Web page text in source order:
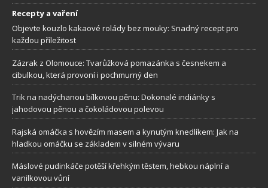
Recepty a vaření
Objevte kouzlo kakaové rolády bez mouky: Snadný recept pro
každou příležitost
Zázrak z Olomouce: Tvarůžková pomazánka s česnekem a
cibulkou, která provoní i pochmurný den
Trik na nadýchanou bílkovou pěnu: Dokonalé indiánky s
jahodovou pěnou a čokoládovou polevou
Rajská omáčka s hovězím masem a kynutým knedlíkem: Jak na
hladkou omáčku se základem v silném vývaru
Máslové pudinkáče potěší křehkým těstem, hebkou náplní a
vanilkovou vůní